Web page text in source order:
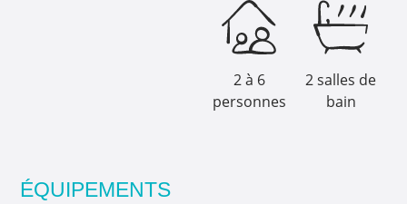
2 à 6
personnes
2 salles de
bain
ÉQUIPEMENTS